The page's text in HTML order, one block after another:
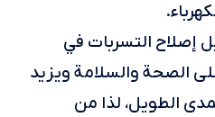
إصلاح التسربات في
الصحة والسلامة ويزيد
الطويل، لذا من